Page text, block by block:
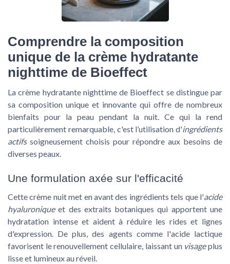
Comprendre la composition
unique de la crème hydratante
nighttime de Bioeffect
La crème hydratante nighttime de Bioeffect se distingue par
sa composition unique et innovante qui offre de nombreux
bienfaits pour la peau pendant la nuit. Ce qui la rend
particulièrement remarquable, c'est l’utilisation d'ingrédients
actifssoigneusement choisis pour répondre aux besoins de
diverses peaux.
Une formulation axée sur l'efficacité
Cette crème nuit met en avant des ingrédients tels que l'acide
hyaluroniqueet des extraits botaniques qui apportent une
hydratation intense et aident à réduire les rides et lignes
d'expression. De plus, des agents comme l'acide lactique
favorisent le renouvellement cellulaire, laissant un visageplus
lisse et lumineux au réveil.